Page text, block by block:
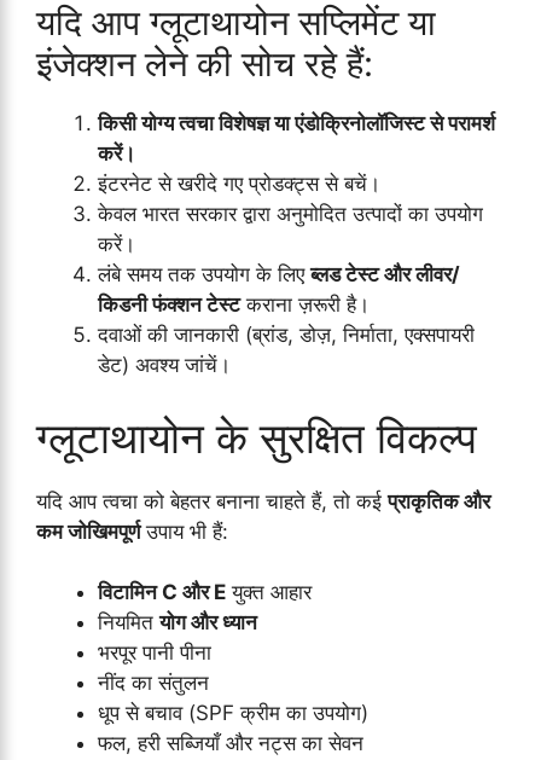
यदि आप ग्लूटाथायोन सप्लिमेंट या
इंजेक्शन लेने की सोच रहे हैं:
किसी योग्य त्वचा विशेषज्ञ या एंडोक्रिनोलॉजिस्ट से परामर्श
करें।
इंटरनेट से खरीदे गए प्रोडक्ट्स से बचें।
केवल भारत सरकार द्वारा अनुमोदित उत्पादों का उपयोग
करें।
लंबे समय तक उपयोग के लिएब्लड टेस्ट और लीवर/
किडनी फंक्शन टेस्टकराना ज़रूरी है।
दवाओं की जानकारी (ब्रांड, डोज़, निर्माता, एक्सपायरी
डेट) अवश्य जांचें।
ग्लूटाथायोन के सुरक्षित विकल्प
यदि आप त्वचा को बेहतर बनाना चाहते हैं, तो कईप्राकृतिक और
कम जोखिमपूर्णउपाय भी हैं:
विटामिन C और E युक्त आहार
नियमितयोग और ध्यान
भरपूर पानी पीना
नींद का संतुलन
धूप से बचाव (SPF क्रीम का उपयोग)
फल, हरी सब्जियाँ और नट्स का सेवन